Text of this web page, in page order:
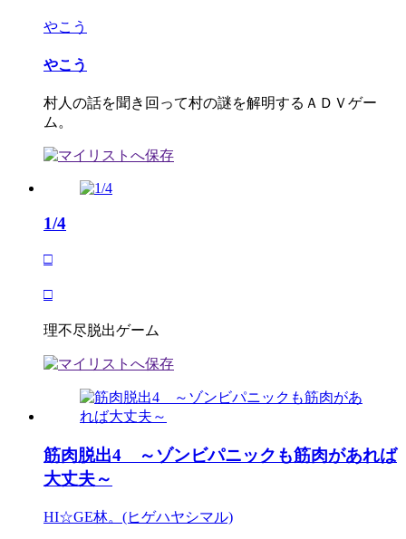
やこう
やこう
村人の話を聞き回って村の謎を解明するＡＤＶゲー
ム。
1/4
□
□
理不尽脱出ゲーム
筋肉脱出4 ～ゾンビパニックも筋肉があれば
大丈夫～
HI☆GE林。(ヒゲハヤシマル)